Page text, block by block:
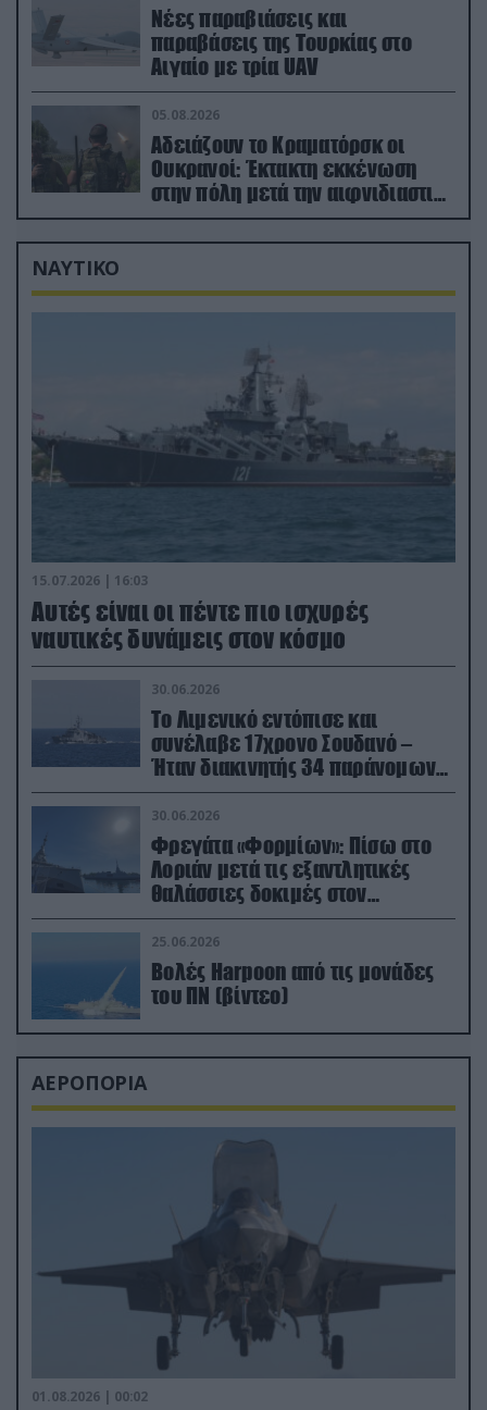
Νέες παραβιάσεις και
παραβάσεις της Τουρκίας στο
Αιγαίο με τρία UAV
05.08.2026
Αδειάζουν το Κραματόρσκ οι
Ουκρανοί: Έκτακτη εκκένωση
στην πόλη μετά την αιφνιδιαστική
προώθηση των Ρώσων (βίντεο)
ΝΑΥΤΙΚΟ
15.07.2026 | 16:03
Aυτές είναι οι πέντε πιο ισχυρές
ναυτικές δυνάμεις στον κόσμο
30.06.2026
Το Λιμενικό εντόπισε και
συνέλαβε 17χρονο Σουδανό –
Ήταν διακινητής 34 παράνομων
μεταναστών
30.06.2026
Φρεγάτα «Φορμίων»: Πίσω στο
Λοριάν μετά τις εξαντλητικές
θαλάσσιες δοκιμές στον
απαιτητικό Βισκαϊκό
25.06.2026
Βολές Harpoon από τις μονάδες
του ΠΝ (βίντεο)
ΑΕΡΟΠΟΡΙΑ
01.08.2026 | 00:02